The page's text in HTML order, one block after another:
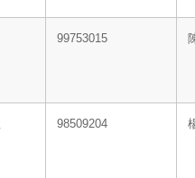
99753015
98509204